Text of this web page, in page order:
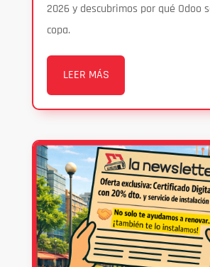
2026 y descubrimos por qué Odoo
copa.
LEER MÁS